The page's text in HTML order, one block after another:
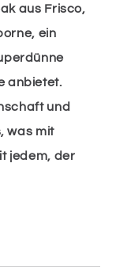
aus Frisco,
ein
anbietet.
und
was mit
jedem, der